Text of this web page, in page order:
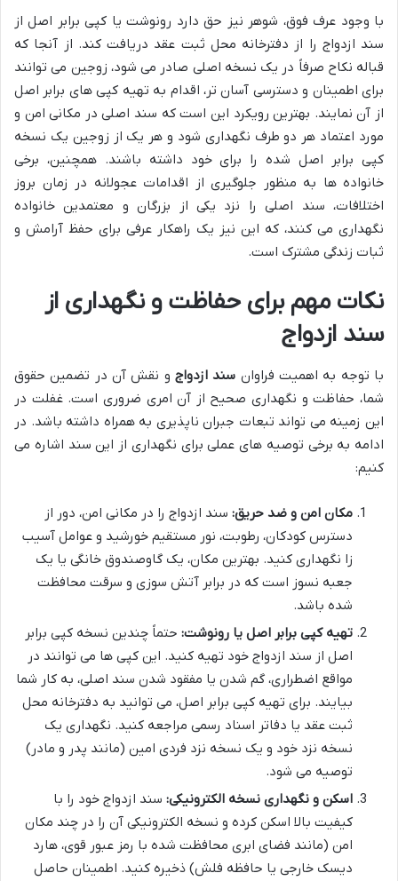
با وجود عرف فوق، شوهر نیز حق دارد رونوشت یا کپی برابر اصل از
سند ازدواج را از دفترخانه محل ثبت عقد دریافت کند. از آنجا که
قباله نکاح صرفاً در یک نسخه اصلی صادر می شود، زوجین می توانند
برای اطمینان و دسترسی آسان تر، اقدام به تهیه کپی های برابر اصل
از آن نمایند. بهترین رویکرد این است که سند اصلی در مکانی امن و
مورد اعتماد هر دو طرف نگهداری شود و هر یک از زوجین یک نسخه
کپی برابر اصل شده را برای خود داشته باشند. همچنین، برخی
خانواده ها به منظور جلوگیری از اقدامات عجولانه در زمان بروز
اختلافات، سند اصلی را نزد یکی از بزرگان و معتمدین خانواده
نگهداری می کنند، که این نیز یک راهکار عرفی برای حفظ آرامش و
ثبات زندگی مشترک است.
نکات مهم برای حفاظت و نگهداری از
سند ازدواج
با توجه به اهمیت فراوان سند ازدواج و نقش آن در تضمین حقوق
شما، حفاظت و نگهداری صحیح از آن امری ضروری است. غفلت در
این زمینه می تواند تبعات جبران ناپذیری به همراه داشته باشد. در
ادامه به برخی توصیه های عملی برای نگهداری از این سند اشاره می
کنیم:
مکان امن و ضد حریق: سند ازدواج را در مکانی امن، دور از
دسترس کودکان، رطوبت، نور مستقیم خورشید و عوامل آسیب
زا نگهداری کنید. بهترین مکان، یک گاوصندوق خانگی یا یک
جعبه نسوز است که در برابر آتش سوزی و سرقت محافظت
شده باشد.
تهیه کپی برابر اصل یا رونوشت: حتماً چندین نسخه کپی برابر
اصل از سند ازدواج خود تهیه کنید. این کپی ها می توانند در
مواقع اضطراری، گم شدن یا مفقود شدن سند اصلی، به کار شما
بیایند. برای تهیه کپی برابر اصل، می توانید به دفترخانه محل
ثبت عقد یا دفاتر اسناد رسمی مراجعه کنید. نگهداری یک
نسخه نزد خود و یک نسخه نزد فردی امین (مانند پدر و مادر)
توصیه می شود.
اسکن و نگهداری نسخه الکترونیکی: سند ازدواج خود را با
کیفیت بالا اسکن کرده و نسخه الکترونیکی آن را در چند مکان
امن (مانند فضای ابری محافظت شده با رمز عبور قوی، هارد
دیسک خارجی یا حافظه فلش) ذخیره کنید. اطمینان حاصل